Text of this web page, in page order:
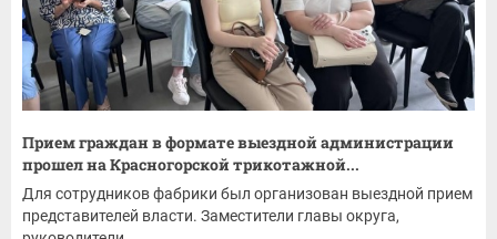
Прием граждан в формате выездной администрации
прошел на Красногорской трикотажной...
Для сотрудников фабрики был организован выездной прием
представителей власти. Заместители главы округа,